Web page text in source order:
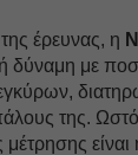
έρευνας, η
δύναμη με
της.
μέτρησης είναι